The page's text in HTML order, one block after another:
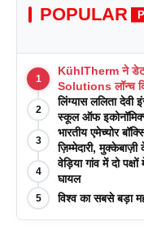
POPULAR
1
KühlTherm ने
Solutions लॉन्च
2
लिंग्यास ललिता
स्कूल ऑफ
पत्रिकाओं में प्रकाशन
आयोजन किया
3
भारतीय एमेच्योर
ज़िम्मेदारी,
4
वेड़िया गांव में दो
घायल
5 विश्व का सबसे बड़ा